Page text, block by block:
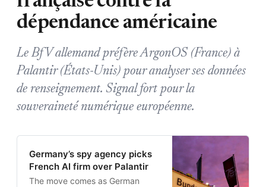
dépendance américaine
Le BfV allemand préfère ArgonOS (France) à
Palantir (États-Unis) pour analyser ses données
de renseignement. Signal fort pour la
souveraineté numérique européenne.
Germany’s spy agency picks
French AI firm over Palantir
The move comes as German